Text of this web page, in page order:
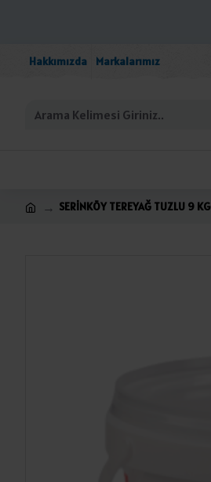
Hakkımızda Markalarımız
SERİNKÖY TEREYAĞ TUZLU 9 KG